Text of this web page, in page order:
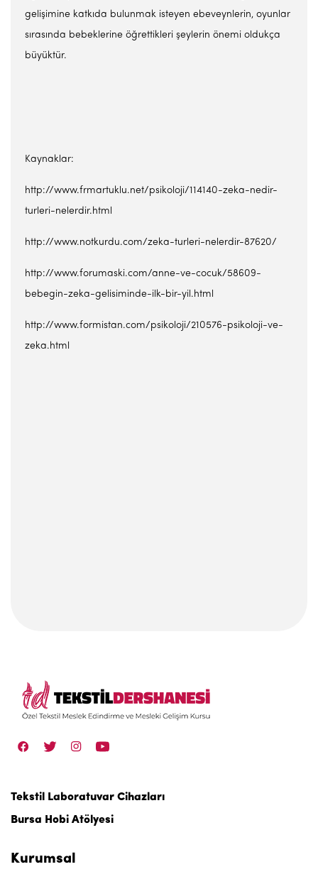
gelişimine katkıda bulunmak isteyen ebeveynlerin, oyunlar
sırasında bebeklerine öğrettikleri şeylerin önemi oldukça
büyüktür.
Kaynaklar:
http://www.frmartuklu.net/psikoloji/114140-zeka-nedir-
turleri-nelerdir.html
http://www.notkurdu.com/zeka-turleri-nelerdir-87620/
http://www.forumaski.com/anne-ve-cocuk/58609-
bebegin-zeka-gelisiminde-ilk-bir-yil.html
http://www.formistan.com/psikoloji/210576-psikoloji-ve-
zeka.html
Tekstil Laboratuvar Cihazları
Bursa Hobi Atölyesi
Kurumsal